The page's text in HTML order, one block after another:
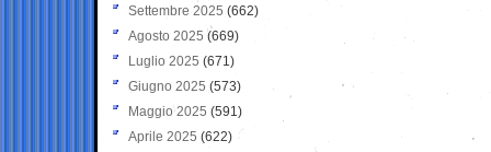
Settembre 2025 (662)
Agosto 2025 (669)
Luglio 2025 (671)
Giugno 2025 (573)
Maggio 2025 (591)
Aprile 2025 (622)